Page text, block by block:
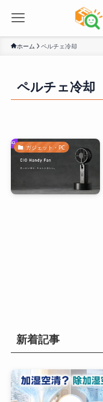
ホーム ペルチェ冷却
ペルチェ冷却
ガジェット・PC
新着記事